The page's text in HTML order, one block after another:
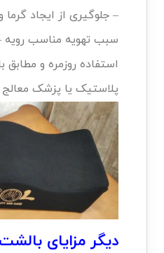
– جلوگیری از ایجاد
سبب تهویه مناسب رویه
استفاده روزمره و
پلاستیک یا پزشک معالج
دیگر مزایای